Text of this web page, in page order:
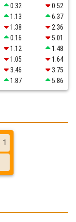
0.32
0.52
1.13
6.37
1.38
2.36
0.16
5.01
1.12
1.48
1.05
1.64
3.46
3.75
1.87 5.86